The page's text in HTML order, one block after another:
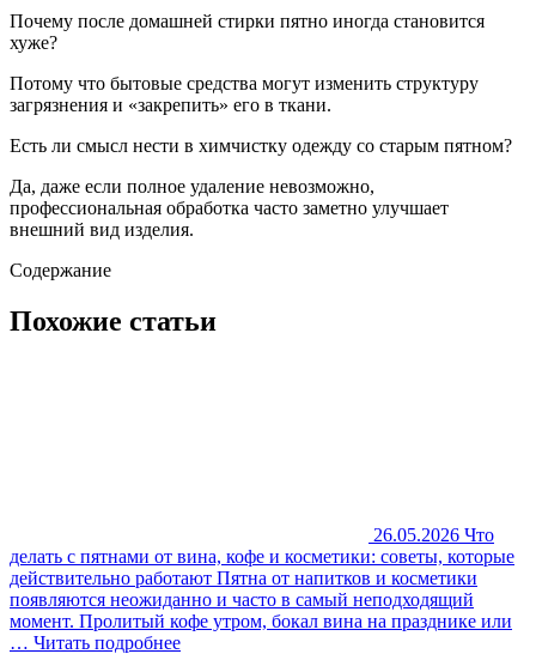
Почему после домашней стирки пятно иногда становится
хуже?
Потому что бытовые средства могут изменить структуру
загрязнения и «закрепить» его в ткани.
Есть ли смысл нести в химчистку одежду со старым пятном?
Да, даже если полное удаление невозможно,
профессиональная обработка часто заметно улучшает
внешний вид изделия.
Содержание
Похожие статьи
26.05.2026 Что
делать с пятнами от вина, кофе и косметики: советы, которые
действительно работают Пятна от напитков и косметики
появляются неожиданно и часто в самый неподходящий
момент. Пролитый кофе утром, бокал вина на празднике или
… Читать подробнее